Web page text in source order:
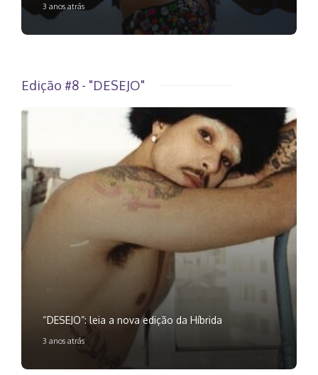
3 anos atrás
Edição #8 - "DESEJO"
“DESEJO”: leia a nova edição da Híbrida
3 anos atrás